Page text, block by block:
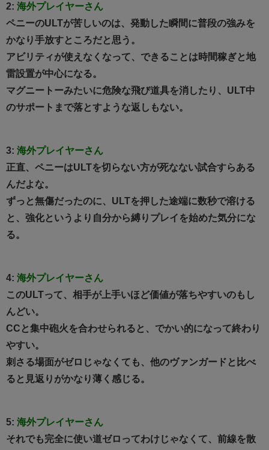
2: 海外プレイヤーさん
ペニーのULTが苦しいのは、発動した瞬間に普段の強みを
かなり手放すところだと思う。
アビリティが使えなくなって、できることは時間稼ぎと地
雷設置が中心になる。
マグニートーみたいに危険な飛び道具を消したり、ULT中
のサポートまで落とすような返しもない。
3: 海外プレイヤーさん
正直、ペニーはULTを切らない方が死なない試合すらある
んだよな。
ずっと無傷だったのに、ULTを押した途端に数秒で溶ける
と、強化というより自分から縛りプレイを始めた気分にな
る。
4: 海外プレイヤーさん
このULTって、相手が上手いほど価値が落ちやすいのもし
んどい。
CCと集中砲火を合わせられると、でかい的になって終わり
やすい。
刺さる場面がゼロじゃなくても、他のヴァンガードと比べ
ると見返りがかなり薄く感じる。
5: 海外プレイヤーさん
それでも完全に使い道ゼロってわけじゃなくて、前線を散